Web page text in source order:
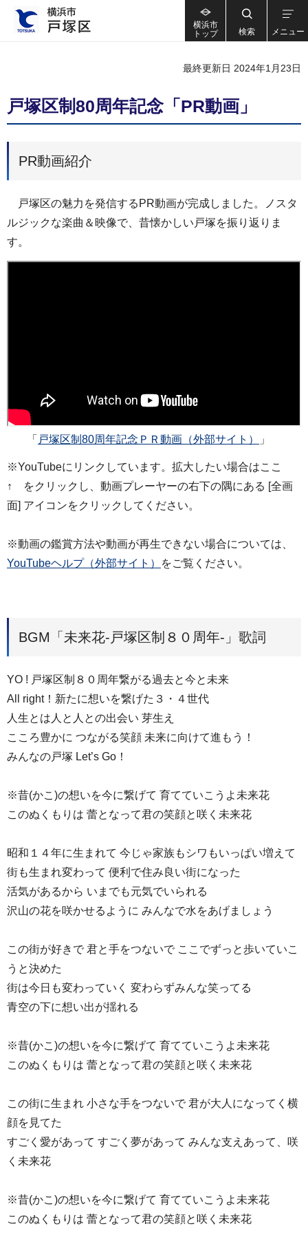
横浜市
トップ
検索 メニュー
最終更新日 2024年1月23日
戸塚区制80周年記念「PR動画」
PR動画紹介
戸塚区の魅力を発信するPR動画が完成しました。ノスタ
ルジックな楽曲＆映像で、昔懐かしい戸塚を振り返りま
す。
「 戸塚区制80周年記念ＰＲ動画（外部サイト） 」
※YouTubeにリンクしています。拡大したい場合はここ
↑ をクリックし、動画プレーヤーの右下の隅にある [全画
面] アイコンをクリックしてください。
※動画の鑑賞方法や動画が再生できない場合については、
YouTubeヘルプ（外部サイト）
をご覧ください。
BGM「未来花-戸塚区制８０周年-」歌詞
YO ! 戸塚区制８０周年繋がる過去と今と未来
All right！新たに想いを繋げた３・４世代
人生とは人と人との出会い 芽生え
こころ豊かに つながる笑顔 未来に向けて進もう！
みんなの戸塚 Let’s Go！
※昔(かこ)の想いを今に繋げて 育てていこうよ未来花
このぬくもりは 蕾となって君の笑顔と咲く未来花
昭和１４年に生まれて 今じゃ家族もシワもいっぱい増えて
街も生まれ変わって 便利で住み良い街になった
活気があるから いまでも元気でいられる
沢山の花を咲かせるように みんなで水をあげましょう
この街が好きで 君と手をつないで ここでずっと歩いていこ
うと決めた
街は今日も変わっていく 変わらずみんな笑ってる
青空の下に想い出が揺れる
※昔(かこ)の想いを今に繋げて 育てていこうよ未来花
このぬくもりは 蕾となって君の笑顔と咲く未来花
この街に生まれ 小さな手をつないで 君が大人になってく横
顔を見てた
すごく愛があって すごく夢があって みんな支えあって、咲
く未来花
※昔(かこ)の想いを今に繋げて 育てていこうよ未来花
このぬくもりは 蕾となって君の笑顔と咲く未来花